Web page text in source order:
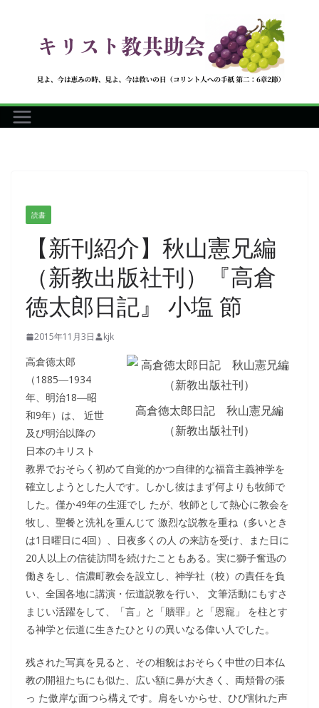
へ
ス
読書
【新刊紹介】秋山憲兄編
（新教出版社刊）『高倉
徳太郎日記』 小塩 節
2015年11月3日 kjk
高倉徳太郎日記 秋山憲兄編
（新教出版社刊）
高倉徳太郎
（1885―1934
年、明治18―昭
和9年）は、 近世
及び明治以降の
日本のキリスト
教界でおそらく初めて自覚的かつ自律的な福音主義神学を
確立しようとした人です。しかし彼はまず何よりも牧師で
した。僅か49年の生涯でし たが、牧師として熱心に教会を
牧し、聖餐と洗礼を重んじて 激烈な説教を重ね（多いとき
は1日曜日に4回）、日夜多くの人 の来訪を受け、また日に
20人以上の信徒訪問を続けたこともある。実に獅子奮迅の
働きをし、信濃町教会を設立し、神学社（校）の責任を負
い、全国各地に講演・伝道説教を行い、 文筆活動にもすさ
まじい活躍をして、「言」と「贖罪」と「恩寵」 を柱とす
る神学と伝道に生きたひとりの異いなる偉い人でした。
残された写真を見ると、その相貌はおそらく中世の日本仏
教の開祖たちにも似た、広い額に鼻が大きく、両頬骨の張
っ た傲岸な面つら構えです。肩をいからせ、ひび割れた声